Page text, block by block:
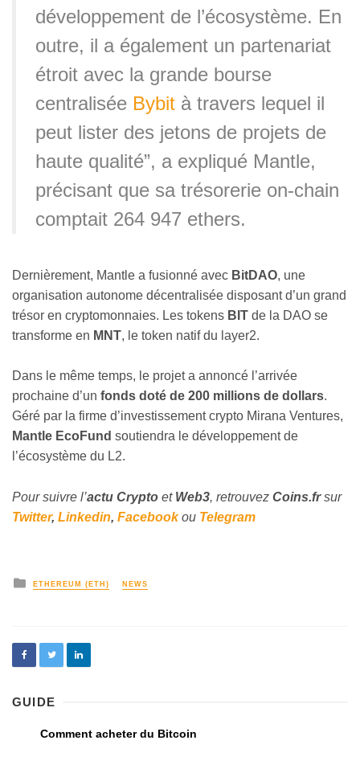
développement de l’écosystème. En
outre, il a également un partenariat
étroit avec la grande bourse
centralisée Bybit à travers lequel il
peut lister des jetons de projets de
haute qualité”, a expliqué Mantle,
précisant que sa trésorerie on-chain
comptait 264 947 ethers.
Dernièrement, Mantle a fusionné avec BitDAO, une
organisation autonome décentralisée disposant d’un grand
trésor en cryptomonnaies. Les tokens BIT de la DAO se
transforme en MNT, le token natif du layer2.
Dans le même temps, le projet a annoncé l’arrivée
prochaine d’un fonds doté de 200 millions de dollars.
Géré par la firme d’investissement crypto Mirana Ventures,
Mantle EcoFund soutiendra le développement de
l’écosystème du L2.
Pour suivre l’actu Crypto et Web3, retrouvez Coins.frsur
Twitter, Linkedin, Facebookou Telegram
ETHEREUM (ETH) NEWS
GUIDE
Comment acheter du Bitcoin